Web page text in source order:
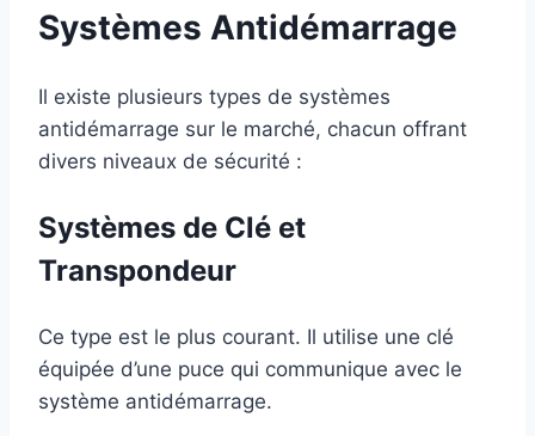
Systèmes Antidémarrage
Il existe plusieurs types de systèmes
antidémarrage sur le marché, chacun offrant
divers niveaux de sécurité :
Systèmes de Clé et
Transpondeur
Ce type est le plus courant. Il utilise une clé
équipée d’une puce qui communique avec le
système antidémarrage.